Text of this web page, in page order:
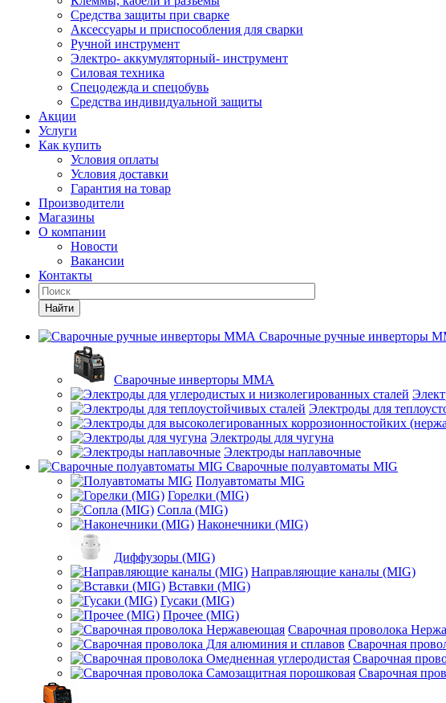
Средства защиты при сварке
Аксессуары и приспособления для сварки
Ручной инструмент
Электро- аккумуляторный- инструмент
Силовая техника
Спецодежда и спецобувь
Средства индивидуальной защиты
Акции
Услуги
Как купить
Условия оплаты
Условия доставки
Гарантия на товар
Производители
Магазины
О компании
Новости
Вакансии
Контакты
Найти
Сварочные ручные инверторы
Сварочные инверторы MMA
Электроды для
Электроды для чугуна
Электроды наплавочные
Сварочные полуавтоматы MIG
Полуавтоматы MIG
Горелки (MIG)
Сопла (MIG)
Наконечники (MIG)
Диффузоры (MIG)
Направляющие каналы (MIG)
Вставки (MIG)
Гусаки (MIG)
Прочее (MIG)
Сварочная проволока
Сварочная
Сварочная
Сварочная